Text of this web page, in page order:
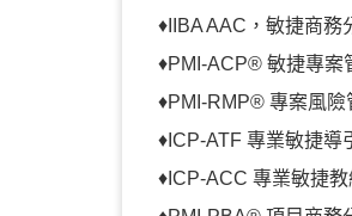
♦ IIBA AAC，敏捷商務
♦PMI-ACP® 敏捷專案
♦PMI-RMP® 專案風險
♦ ICP-ATF 專業敏捷導
♦ ICP-ACC 專業敏捷